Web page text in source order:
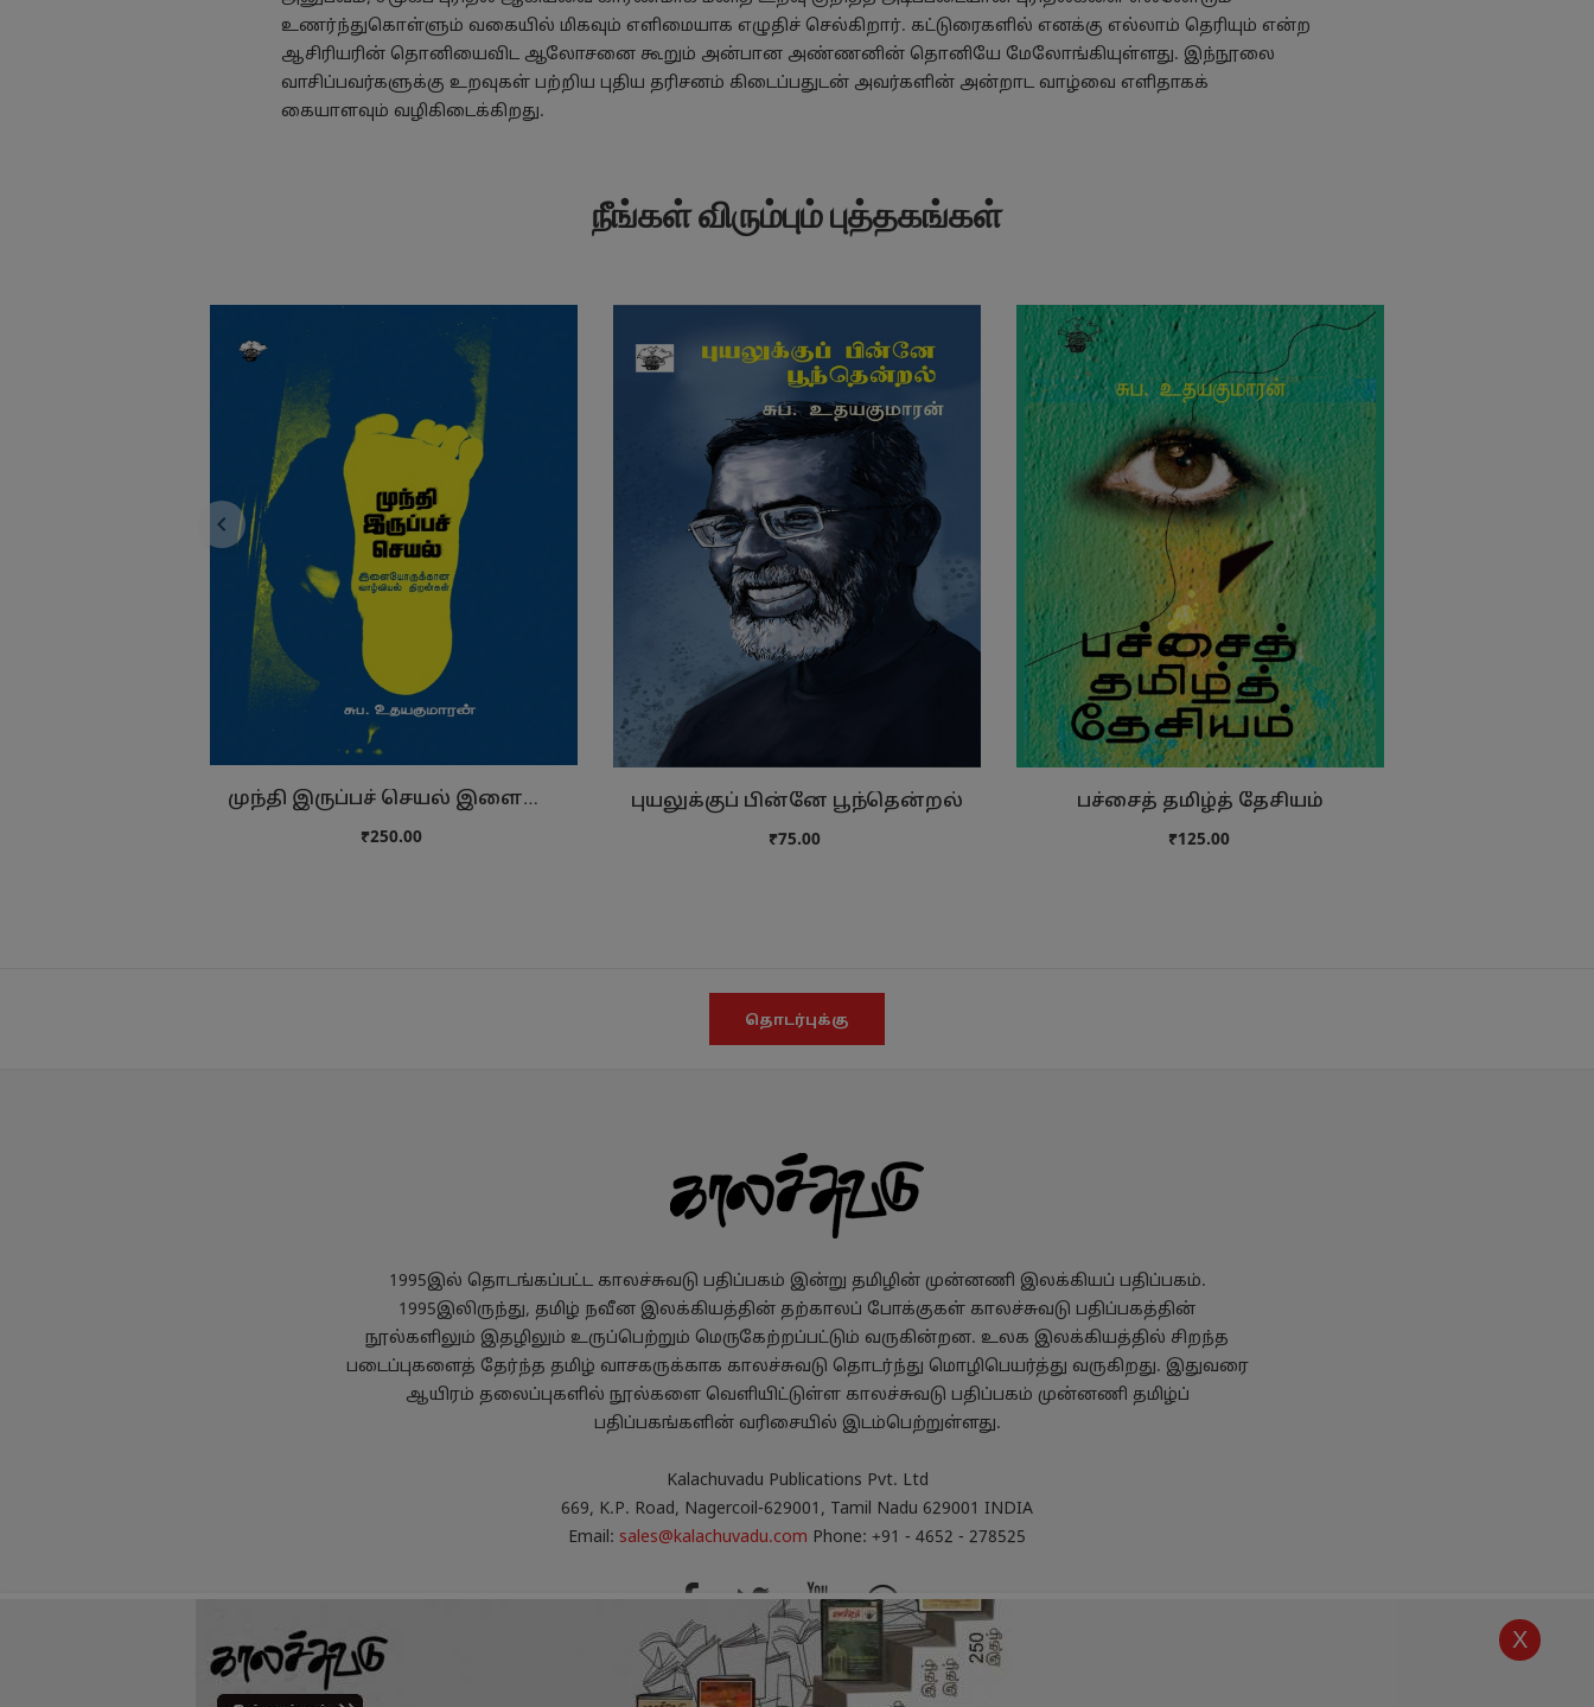
X
உணர்ந்துகொள்ளும் வகையில் மிகவும் எளிமையாக எழுதிச் செல்கிறார். கட்டுரைகளில் எனக்கு எல்லாம் தெரியும் என்ற
ஆசிரியரின் தொனியைவிட ஆலோசனை கூறும் அன்பான அண்ணனின் தொனியே மேலோங்கியுள்ளது. இந்நூலை
வாசிப்பவர்களுக்கு உறவுகள் பற்றிய புதிய தரிசனம் கிடைப்பதுடன் அவர்களின் அன்றாட வாழ்வை எளிதாகக்
கையாளவும் வழிகிடைக்கிறது.
நீங்கள் விரும்பும் புத்தகங்கள்
முந்தி இருப்பச் செயல் இளையோருக்கான …
₹250.00
புயலுக்குப் பின்னே பூந்தென்றல்
₹75.00
பச்சைத் தமிழ்த் தேசியம்
₹125.00
தொடர்புக்கு
1995இல் தொடங்கப்பட்ட காலச்சுவடு பதிப்பகம் இன்று தமிழின் முன்னணி இலக்கியப் பதிப்பகம்.
1995இலிருந்து, தமிழ் நவீன இலக்கியத்தின் தற்காலப் போக்குகள் காலச்சுவடு பதிப்பகத்தின்
நூல்களிலும் இதழிலும் உருப்பெற்றும் மெருகேற்றப்பட்டும் வருகின்றன. உலக இலக்கியத்தில் சிறந்த
படைப்புகளைத் தேர்ந்த தமிழ் வாசகருக்காக காலச்சுவடு தொடர்ந்து மொழிபெயர்த்து வருகிறது. இதுவரை
ஆயிரம் தலைப்புகளில் நூல்களை வெளியிட்டுள்ள காலச்சுவடு பதிப்பகம் முன்னணி தமிழ்ப்
பதிப்பகங்களின் வரிசையில் இடம்பெற்றுள்ளது.
Kalachuvadu Publications Pvt. Ltd
669, K.P. Road, Nagercoil-629001, Tamil Nadu 629001 INDIA
Email: sales@kalachuvadu.com Phone: +91 - 4652 - 278525
தனியுரிமைக் கொள்கை பயன்பாட்டு விதிமுறைகள் பணத்தைத் திரும்பப்பெறும் கொள்கை